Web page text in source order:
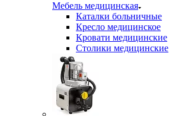
Мебель медицинская
Каталки больничные
Кресло медицинское
Кровати медицинские
Столики медицинские